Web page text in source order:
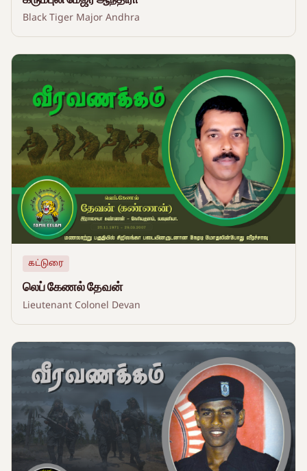
Black Tiger Major Andhra
கட்டுரை
லெப் கேணல் தேவன்
Lieutenant Colonel Devan